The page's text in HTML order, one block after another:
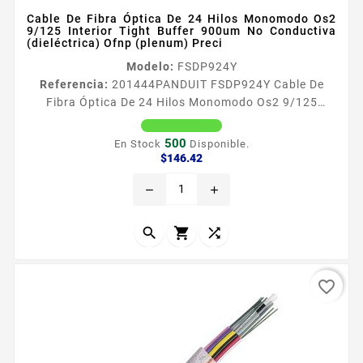
Cable De Fibra Óptica De 24 Hilos Monomodo Os2
9/125 Interior Tight Buffer 900um No Conductiva
(dieléctrica) Ofnp (plenum) Preci
Modelo: FSDP924Y
Referencia: 201444PANDUIT FSDP924Y Cable De
Fibra Óptica De 24 Hilos Monomodo Os2 9/125
Interior Tight Buffer 900um No Conductiva
(dieléctrica) Ofnp (plenum) Preci Especificaciones
teacutecnicas Tight Buffer 900mum Revestimiento de
incremento cada 2 pies Coacutedigo de colores
Dieleacutectrica Tipo Plenum OFNP Cumplimiento
de...
En Stock 500 Disponible.
$146.42Precio
remove add
  
favorite_border